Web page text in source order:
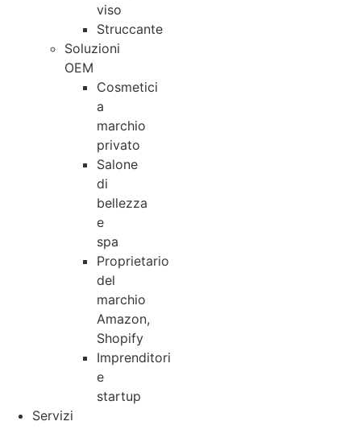
viso
Struccante
Soluzioni
OEM
Cosmetici
a
marchio
privato
Salone
di
bellezza
e
spa
Proprietario
del
marchio
Amazon,
Shopify
Imprenditori
e
startup
Servizi